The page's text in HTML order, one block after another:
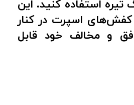
تیره استفاده کنید. این
کفش‌های اسپرت در کنار
و مخالف خود قابل